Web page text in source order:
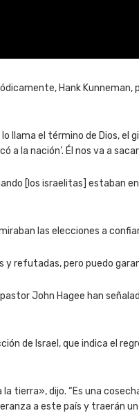
Hank
llama el término de Dios,
a la nación’. Él nos va a
[los israelitas] estaban
las elecciones a
refutadas, pero puedo
John Hagee han
de Israel, que indica el
la tierra», dijo. “Es una
a este país y traerán